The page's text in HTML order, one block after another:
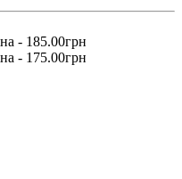
- 185.00грн
- 175.00грн